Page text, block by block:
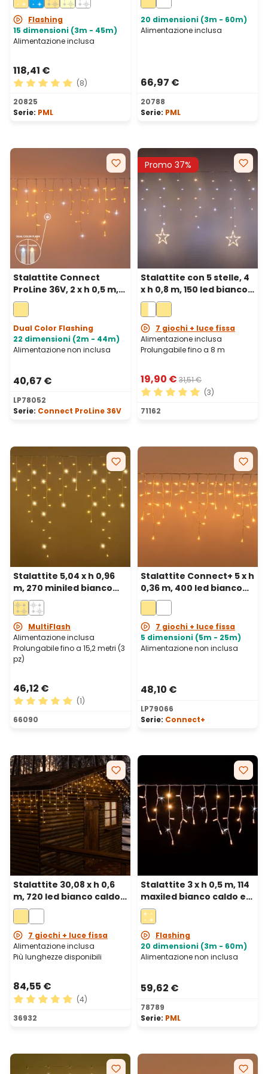
prolungabile, IP67
Flashing
15 dimensioni (3m - 45m)
Alimentazione inclusa
118,41 €
Valutazione media di 5 su 5 stelle
(8)
20825
Serie: PML
prolungabile, IP67
20 dimensioni (3m - 60m)
Alimentazione inclusa
66,97 €
20788
Serie: PML
Stalattite Connect
ProLine 36V, 2 x h 0,5 m,
80 maxiled bianco caldo,
cavo trasparente,
prolungabile
Dual Color Flashing
22 dimensioni (2m - 44m)
Alimentazione non inclusa
40,67 €
LP78052
Serie: Connect ProLine 36V
Promo 37%
Stalattite con 5 stelle, 4
x h 0,8 m, 150 led bianco
caldo e bianco freddo,
prolungabile
7 giochi + luce fissa
Alimentazione inclusa
Prolungabile fino a 8 m
19,90 € 31,51 €
Valutazione media di 5 su
(3)
71162
Stalattite 5,04 x h 0,96
m, 270 miniled bianco
caldo, cavo bianco,
prolungabile
MultiFlash
Alimentazione inclusa
Prolungabile fino a 15,2 metri (3
pz)
46,12 €
Valutazione media di 5 su 5 stelle
(1)
66090
Stalattite Connect+ 5 x h
0,36 m, 400 led bianco
caldo, cavo trasparente,
prolungabile
7 giochi + luce fissa
5 dimensioni (5m - 25m)
Alimentazione non inclusa
48,10 €
LP79066
Serie: Connect+
Stalattite 30,08 x h 0,6
m, 720 led bianco caldo,
cavo bianco
7 giochi + luce fissa
Alimentazione inclusa
Più lunghezze disponibili
84,55 €
Valutazione media di 5 su 5 stelle
(4)
36932
Stalattite 3 x h 0,5 m, 114
maxiled bianco caldo e
bianco freddo,
prolungabile, IP67
Flashing
20 dimensioni (3m - 60m)
Alimentazione non inclusa
59,62 €
78789
Serie: PML